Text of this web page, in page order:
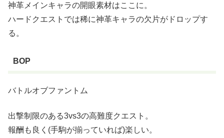
神革メインキャラの開眼素材はここに。
ハードクエストでは稀に神革キャラの欠片がドロップす
る。
BOP
バトルオブファントム
出撃制限のある3vs3の高難度クエスト。
報酬も良く(手駒が揃っていれば)楽しい。